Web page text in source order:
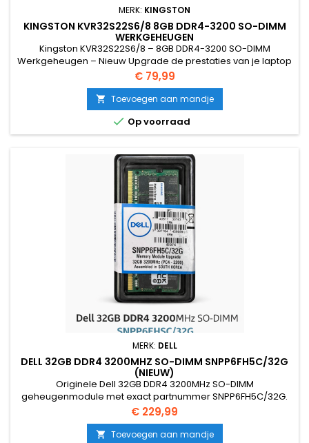
MERK: KINGSTON
KINGSTON KVR32S22S6/8 8GB DDR4-3200 SO-DIMM
WERKGEHEUGEN
Kingston KVR32S22S6/8 – 8GB DDR4-3200 SO-DIMM
Werkgeheugen – Nieuw Upgrade de prestaties van je laptop
met deze nieuwe Kingston KVR32S22S6/8 8GB DDR4-3200
SO-DIMM geheugenmodule. Ideaal voor sneller multitasken,
soepelere systeemprestaties en stabiele werking bij
dagelijks gebruik. Deze originele Kingston ValueRAM module
is geschikt voor laptops en...
Prijs
€ 79,99
 Toevoegen aan mandje
 Op voorraad
MERK: DELL
DELL 32GB DDR4 3200MHZ SO-DIMM SNPP6FH5C/32G
(NIEUW)
Originele Dell 32GB DDR4 3200MHz SO-DIMM
geheugenmodule met exact partnummer SNPP6FH5C/32G.
Nieuw, btw-vrij en geleverd met 12 maanden garantie.
Prijs
€ 229,99
 Toevoegen aan mandje